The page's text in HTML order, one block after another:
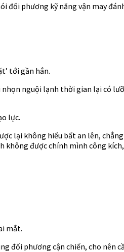
phương kỹ năng vận may
tới gần hắn.
nguội lạnh thời gian lại có
lực.
lại không hiểu bất an lên,
được chính mình công
mắt.
đối phương cận chiến, cho nên